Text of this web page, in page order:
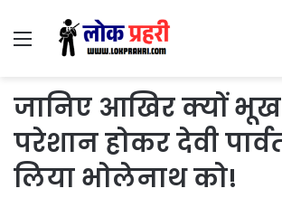
Menu
जानिए आखिर क्यों
परेशान होकर देवी
लिया भोलेनाथ को!